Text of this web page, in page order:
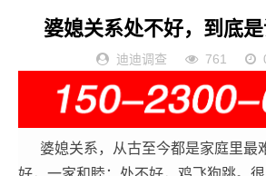
婆媳关系处不好，到底是
迪迪调查 761
婆媳关系，从古至今都是家庭里最